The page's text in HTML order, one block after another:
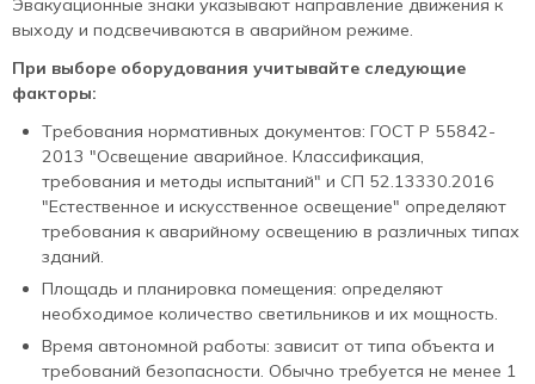
Эвакуационные знаки указывают направление движения к
выходу и подсвечиваются в аварийном режиме.
При выборе оборудования учитывайте следующие
факторы:
Требования нормативных документов: ГОСТ Р 55842-
2013 "Освещение аварийное. Классификация,
требования и методы испытаний" и СП 52.13330.2016
"Естественное и искусственное освещение" определяют
требования к аварийному освещению в различных типах
зданий.
Площадь и планировка помещения: определяют
необходимое количество светильников и их мощность.
Время автономной работы: зависит от типа объекта и
требований безопасности. Обычно требуется не менее 1